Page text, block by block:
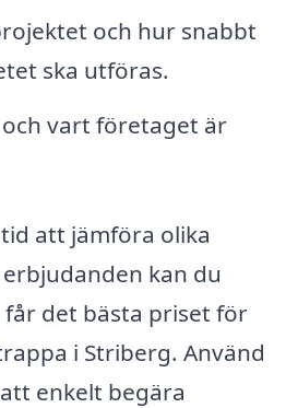
och hur snabbt
ska utföras.
vart företaget är
att jämföra olika
kan du
det bästa priset för
i Striberg. Använd
enkelt begära